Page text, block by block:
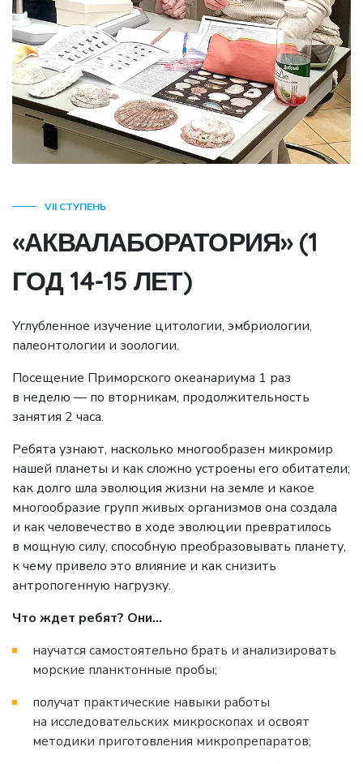
VII СТУПЕНЬ
«АКВАЛАБОРАТОРИЯ» (1
ГОД 14-15 ЛЕТ)
Углубленное изучение цитологии, эмбриологии,
палеонтологии и зоологии.
Посещение Приморского океанариума 1 раз
в неделю — по вторникам, продолжительность
занятия 2 часа.
Ребята узнают, насколько многообразен микромир
нашей планеты и как сложно устроены его обитатели;
как долго шла эволюция жизни на земле и какое
многообразие групп живых организмов она создала
и как человечество в ходе эволюции превратилось
в мощную силу, способную преобразовывать планету,
к чему привело это влияние и как снизить
антропогенную нагрузку.
Что ждет ребят? Они...
научатся самостоятельно брать и анализировать
морские планктонные пробы;
получат практические навыки работы
на исследовательских микроскопах и освоят
методики приготовления микропрепаратов;